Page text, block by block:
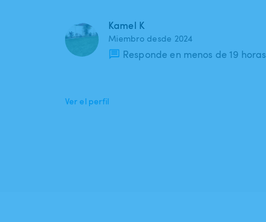
Kamel K
Miembro desde 2024
Responde en menos de 19 horas
Ver el perfil